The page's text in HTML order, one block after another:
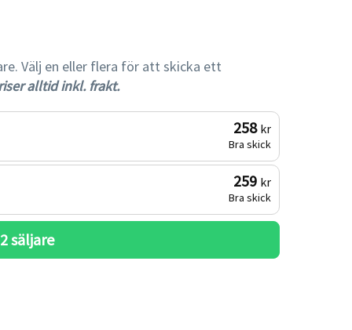
Välj en eller flera för att skicka ett
alltid inkl. frakt.
258 kr
Bra skick
259 kr
Bra skick
2 säljare